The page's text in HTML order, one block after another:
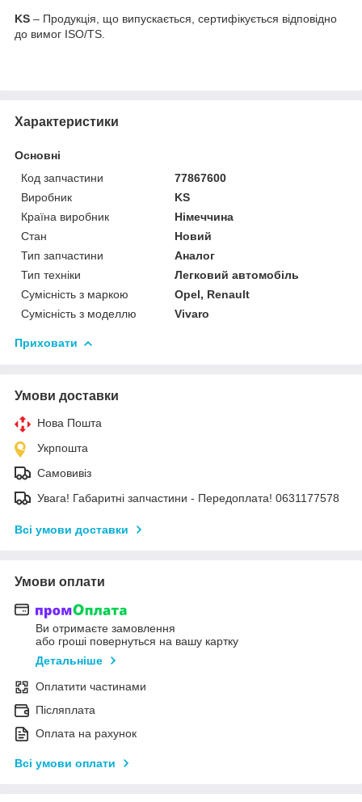
KS – Продукція, що випускається, сертифікується відповідно
до вимог ISO/TS.
Характеристики
Основні
Код запчастини
77867600
Виробник
KS
Країна виробник
Німеччина
Стан
Новий
Тип запчастини
Аналог
Тип техніки
Легковий автомобіль
Сумісність з маркою
Opel, Renault
Сумісність з моделлю
Vivaro
Приховати
Умови доставки
Нова Пошта
Укрпошта
Самовивіз
Увага! Габаритні запчастини - Передоплата! 0631177578
Всі умови доставки
Умови оплати
Ви отримаєте замовлення
або гроші повернуться на вашу картку
Детальніше
Оплатити частинами
Післяплата
Оплата на рахунок
Всі умови оплати